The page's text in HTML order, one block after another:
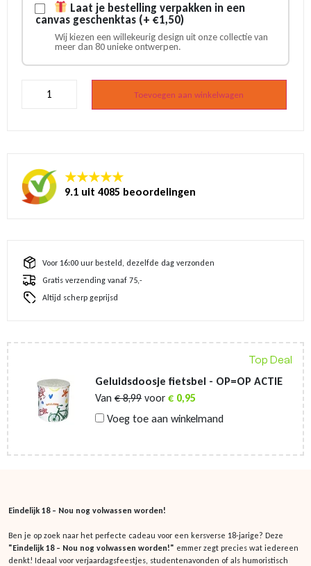
Laat je bestelling verpakken in een
canvas geschenktas (+ €1,50)
Wij kiezen een willekeurig design uit onze collectie van
meer dan 80 unieke ontwerpen.
Toevoegen aan winkelwagen
★★★★★
9.1 uit 4085 beoordelingen
Voor 16:00 uur besteld, dezelfde dag verzonden
Gratis verzending vanaf 75,-
Altijd scherp geprijsd
Top Deal
Geluidsdoosje fietsbel - OP=OP ACTIE
Van €8,99 voor € 0,95
Voeg toe aan winkelmand
Eindelijk 18 – Nou nog volwassen worden!
Ben je op zoek naar het perfecte cadeau voor een kersverse 18-jarige? Deze
"Eindelijk 18 – Nou nog volwassen worden!" emmer zegt precies wat iedereen
denkt! Ideaal voor verjaardagsfeestjes, studentenavonden of als humoristisch